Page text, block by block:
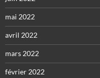
mai 2022
avril 2022
mars 2022
février 2022